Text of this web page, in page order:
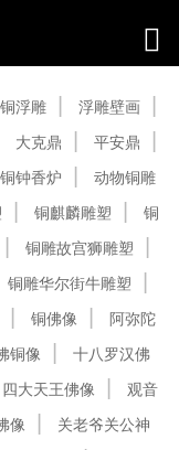
浮雕
浮雕壁画
大克鼎
平安鼎
铜钟香炉
动物铜雕
铜麒麟雕塑
铜
铜雕故宫狮雕塑
铜雕华尔街牛雕塑
铜佛像
阿弥陀
铜像
十八罗汉佛
四大天王佛像
观音
像
关老爷关公神